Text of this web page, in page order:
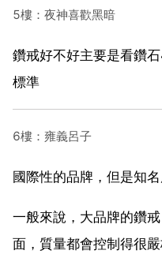
5樓：夜神喜歡黑暗
鑽戒好不好主要是看鑽
標準
6樓：雍義呂子
國際性的品牌，但是知名
一般來說，大品牌的鑽
面，質量都會控制得很